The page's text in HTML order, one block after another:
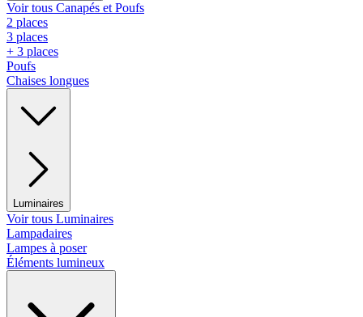
Voir tous Canapés et Poufs
2 places
3 places
+ 3 places
Poufs
Chaises longues
Luminaires
Voir tous Luminaires
Lampadaires
Lampes à poser
Éléments lumineux